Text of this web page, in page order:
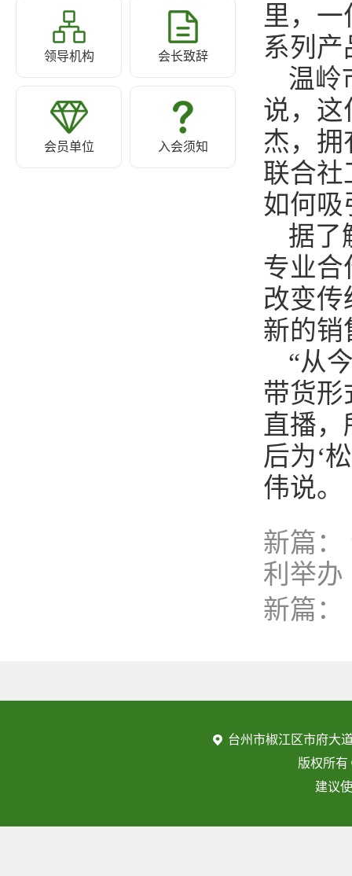
领导机构 会长致辞
会员单位 入会须知
里，
系列产
温岭
说，这
杰，拥
联合社
如何吸
据了
专业合
改变传
新的销
“从
带货形
直播，
后为‘
伟说。
新篇
利举办
新篇：
台州市椒江区市府大
版权所
建议